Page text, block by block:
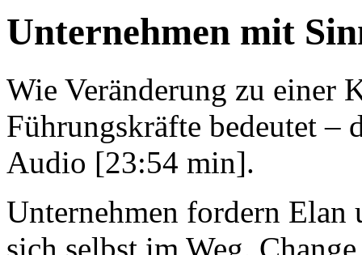
Unternehmen mit
Wie Veränderung zu einer
Führungskräfte bedeutet –
Audio [23:54 min].
Unternehmen fordern Elan
sich selbst im Weg.